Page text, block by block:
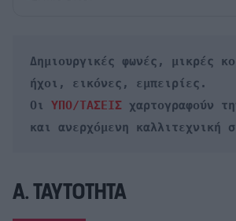
Δημιουργικές φωνές, μικρές
ήχοι, εικόνες, εμπειρίες.
Οι ΥΠΟ/ΤΑΣΕΙΣ χαρτογραφούν
και ανερχόμενη καλλιτεχνική
Α. ΤΑΥΤΟΤΗΤΑ